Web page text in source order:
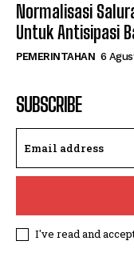
Normalisasi
Untuk Antisipasi
PEMERINTAHAN 6
SUBSCRIBE
I've read and